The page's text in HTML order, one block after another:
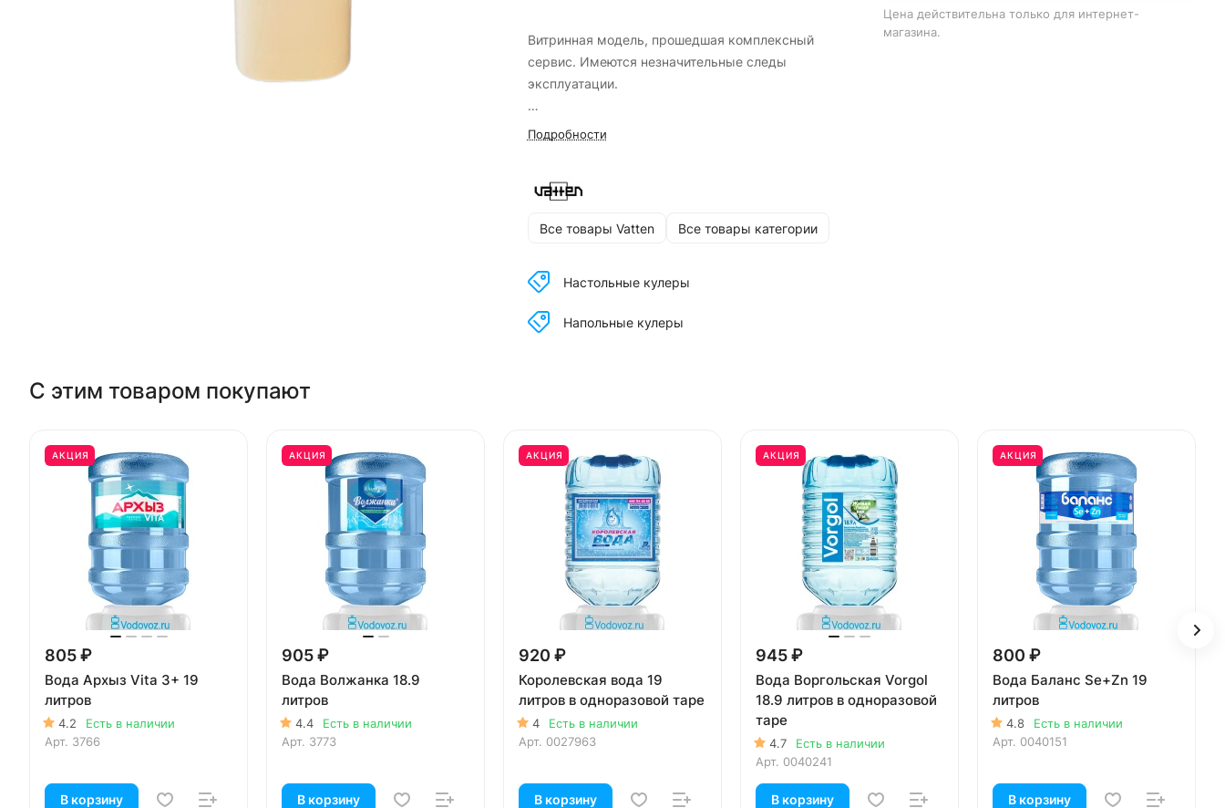
Витринная модель, прошедшая комплексный
сервис. Имеются незначительные следы
эксплуатации.
Кулеры Б/У обмену и возврату не подлежат!
Подробности
Все товары Vatten Все товары категории
Настольные кулеры
Напольные кулеры
Цена действительна только для интернет-
магазина.
С этим товаром покупают
АКЦИЯ
805 ₽
Вода Архыз Vita 3+ 19
литров
4.2
Есть в наличии
Арт. 3766
В корзину
АКЦИЯ
905 ₽
Вода Волжанка 18.9
литров
4.4
Есть в наличии
Арт. 3773
В корзину
АКЦИЯ
920 ₽
Королевская вода 19
литров в одноразовой таре
4
Есть в наличии
Арт. 0027963
В корзину
АКЦИЯ
945 ₽
Вода Воргольская Vorgol
18.9 литров в одноразовой
таре
4.7
Есть в наличии
Арт. 0040241
В корзину
АКЦИЯ
800 ₽
Вода Баланс Se+Zn 19
литров
4.8
Есть в наличии
Арт. 0040151
В корзину